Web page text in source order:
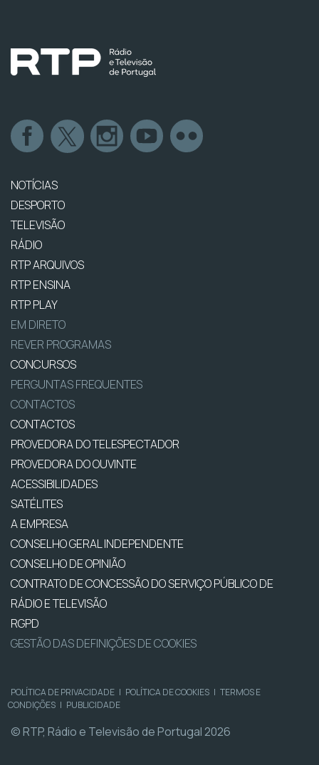
NOTÍCIAS
DESPORTO
TELEVISÃO
RÁDIO
RTP ARQUIVOS
RTP ENSINA
RTP PLAY
EM DIRETO
REVER PROGRAMAS
CONCURSOS
PERGUNTAS FREQUENTES
CONTACTOS
CONTACTOS
PROVEDORA DO TELESPECTADOR
PROVEDORA DO OUVINTE
ACESSIBILIDADES
SATÉLITES
A EMPRESA
CONSELHO GERAL INDEPENDENTE
CONSELHO DE OPINIÃO
CONTRATO DE CONCESSÃO DO SERVIÇO PÚBLICO DE
RÁDIO E TELEVISÃO
RGPD
GESTÃO DAS DEFINIÇÕES DE COOKIES
POLÍTICA DE PRIVACIDADE | POLÍTICA DE COOKIES | TERMOS E
CONDIÇÕES | PUBLICIDADE
© RTP, Rádio e Televisão de Portugal 2026